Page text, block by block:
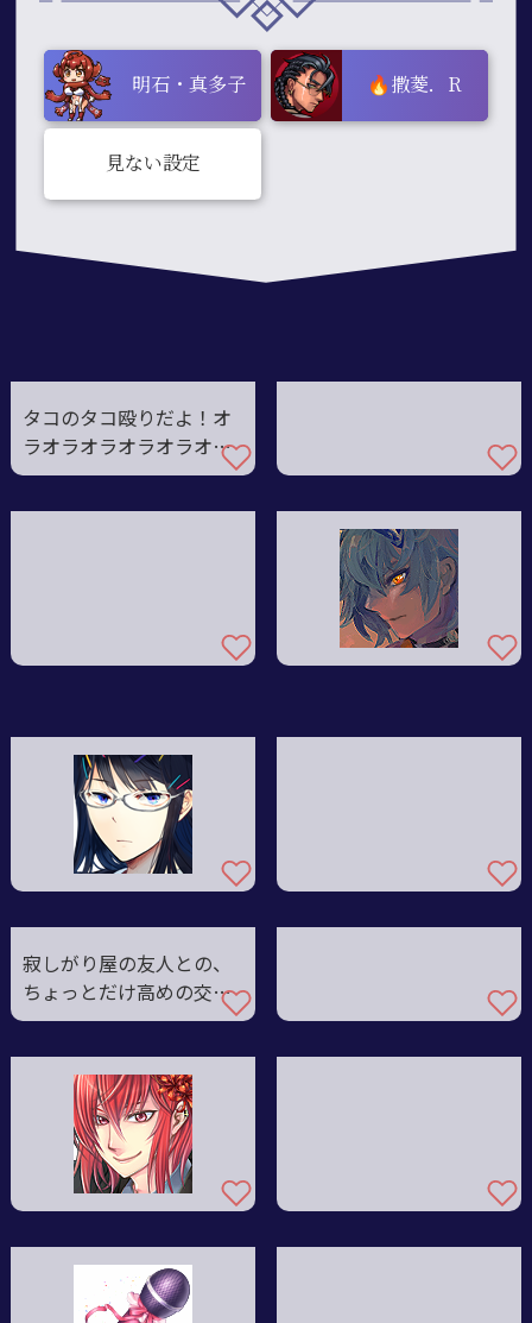
明石・真多子 🔥撒菱．R
見ない設定
タコのタコ殴りだよ！オ
ラオラオラオラオラオラ
ァ！
寂しがり屋の友人との、
ちょっとだけ高めの交際
費